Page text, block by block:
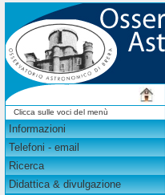
Clicca sulle voci del menù
Informazioni
Telefoni - email
Ricerca
Didattica & divulgazione